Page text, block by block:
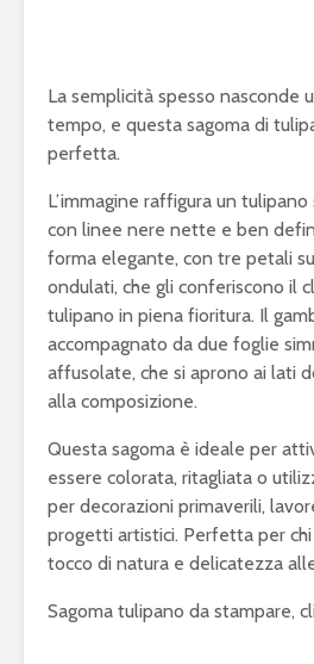
La semplicità spesso nasconde
tempo, e questa sagoma di
perfetta.
L’immagine raffigura un
con linee nere nette e ben
forma elegante, con tre petali
ondulati, che gli conferiscono il
tulipano in piena fioritura. Il
accompagnato da due foglie
affusolate, che si aprono ai lati
alla composizione.
Questa sagoma è ideale per
essere colorata, ritagliata o
per decorazioni primaverili,
progetti artistici. Perfetta per
tocco di natura e delicatezza
Sagoma tulipano da stampare,